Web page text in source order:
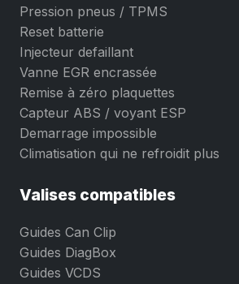
Pression pneus / TPMS
Reset batterie
Injecteur defaillant
Vanne EGR encrassée
Remise à zéro plaquettes
Capteur ABS / voyant ESP
Demarrage impossible
Climatisation qui ne refroidit plus
Valises compatibles
Guides Can Clip
Guides DiagBox
Guides VCDS